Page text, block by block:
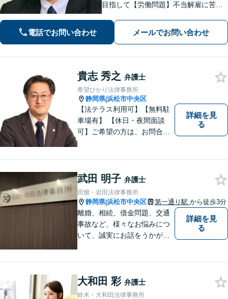
目指して【労働問題】不当解雇に苦し
を模索します【離婚問題】認知請求・
養育費の請求など、辛い状況を好転さ
電話でお問い合わせ メールでお問い合わせ
貴志 秀之 弁護士
希望ひかり法律事務所
静岡県|浜松市中央区
【法テラス利用可】【無料駐
車場有】 【休日・夜間面談
可】ご希望の方は、お問合せ
詳細を見
る
武田 明子 弁護士
田畑・岩田法律事務所
静岡県|浜松市中央区 第一通り駅 から徒歩3分
離婚、相続、借金問題、交通
事故など、様々なお悩みにつ
いて、誠実にお話をうかが
詳細を見
る
大和田 彩 弁護士
鈴木・大和田法律事務所